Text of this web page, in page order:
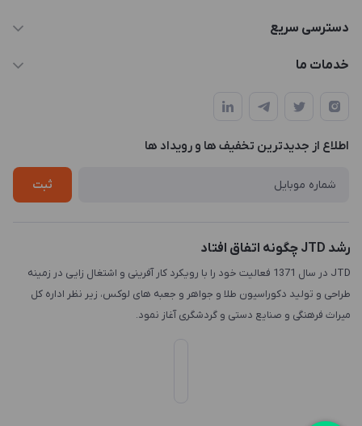
021-88846810-1
طبقه3
دسترسی سریع
حساب کاربری
لیست محصولات
درباره ما
خدمات ما
چاپ و حکاکی
طراحی سه بعدی
اطلاع از جدیدترین تخفیف ها و رویداد ها
ثبت
رشد JTD چگونه اتفاق افتاد
JTD در سال 1371 فعالیت خود را با رویکرد کار آفرینی و اشتغال زایی در زمینه
طراحی و تولید دکوراسیون طلا و جواهر و جعبه های لوکس، زیر نظر اداره کل
میراث فرهنگی و صنایع دستی و گردشگری آغاز نمود.